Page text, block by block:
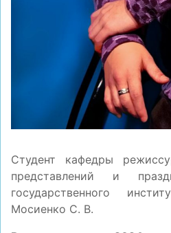
Студент кафедры
представлений и
государственного
Мосиенко С. В.